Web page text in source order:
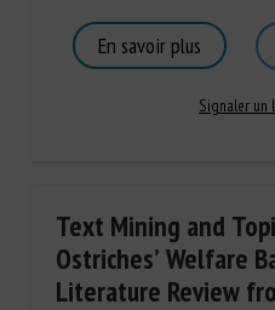
En savoir plus
Signaler un
Text Mining and
Ostriches’ Welfare
Literature Review